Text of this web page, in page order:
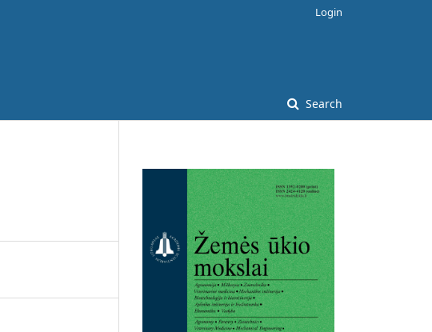
Search
Login